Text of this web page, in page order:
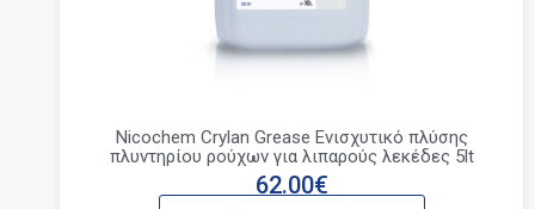
Nicochem Crylan Grease Ενισχυτικό πλύσης
πλυντηρίου ρούχων για λιπαρούς λεκέδες 5lt
62.00€